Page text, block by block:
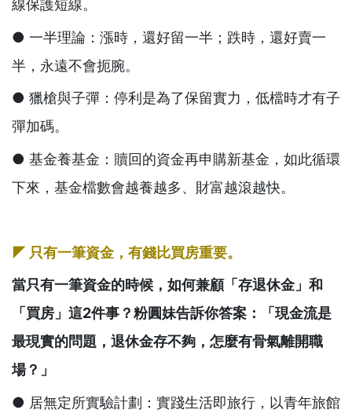
線保護短線。
● 一半理論：漲時，還好留一半；跌時，還好賣一
半，永遠不會扼腕。
● 獵槍與子彈：停利是為了保留實力，低檔時才有子
彈加碼。
● 基金養基金：贖回的資金再申購新基金，如此循環
下來，基金檔數會越養越多、財富越滾越快。
◤ 只有一筆資金，有錢比買房重要。
當只有一筆資金的時候，如何兼顧「存退休金」和
「買房」這2件事？粉圓妹告訴你答案：「現金流是
最現實的問題，退休金存不夠，怎麼有骨氣離開職
場？」
● 居無定所實驗計劃：實踐生活即旅行，以青年旅館